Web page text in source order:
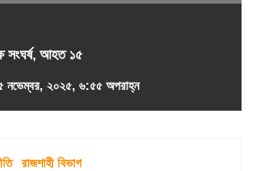
সংঘর্ষ, আহত ১৫
নভেম্বর, ২০২৫, ৬:৫৫ অপরাহ্ন
রাজশাহী বিভাগ